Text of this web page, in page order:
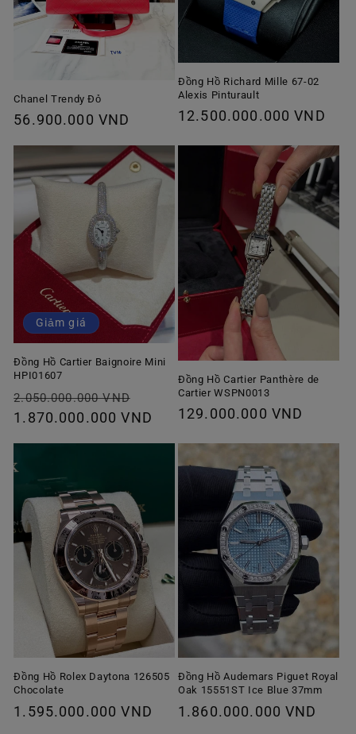
Chanel Trendy Đỏ
Giá
thường
56.900.000 VND
Đồng Hồ Richard Mille 67-02
Alexis Pinturault
Giá
12.500.000.000 VND
Giảm giá
Đồng Hồ Cartier Baignoire Mini
HPI01607
Giá
thông
2.050.000.000 VND
ưu
1.870.000.000 VND
Đồng Hồ Cartier Panthère de
Cartier WSPN0013
Giá
thường
129.000.000 VND
Đồng Hồ Rolex Daytona 126505
Chocolate
Giá
1.595.000.000 VND
Đồng Hồ Audemars Piguet Royal
Oak 15551ST Ice Blue 37mm
Giá
1.860.000.000 VND